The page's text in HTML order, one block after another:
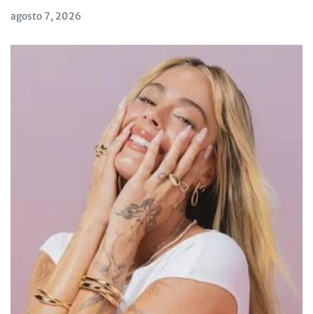
agosto 7, 2026